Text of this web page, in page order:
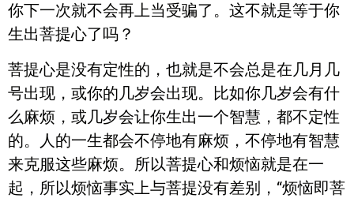
你下一次就不会再上当受骗了。这不就是等于你
生出菩提心了吗？
菩提心是没有定性的，也就是不会总是在几月几
号出现，或你的几岁会出现。比如你几岁会有什
么麻烦，或几岁会让你生出一个智慧，都不定性
的。人的一生都会不停地有麻烦，不停地有智慧
来克服这些麻烦。所以菩提心和烦恼就是在一
起，所以烦恼事实上与菩提没有差别，“烦恼即菩